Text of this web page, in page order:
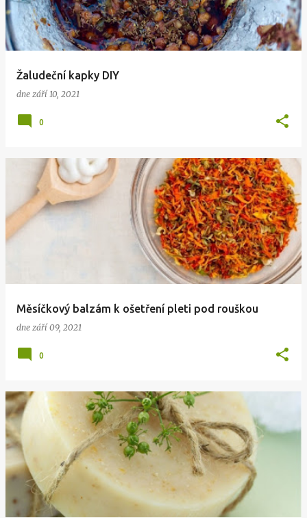
Žaludeční kapky DIY
dne září 10, 2021
0
Měsíčkový balzám k ošetření pleti pod rouškou
dne září 09, 2021
0